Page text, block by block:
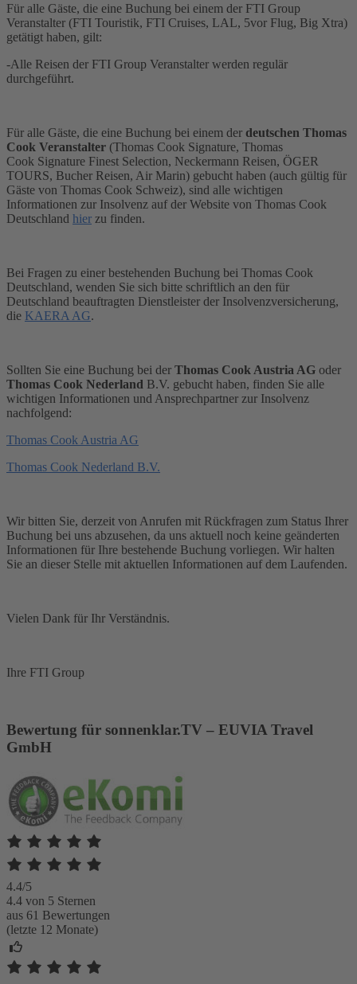
Für alle Gäste, die eine Buchung bei einem der FTI Group
Veranstalter (FTI Touristik, FTI Cruises, LAL, 5vor Flug, Big Xtra)
getätigt haben, gilt:
-Alle Reisen der FTI Group Veranstalter werden regulär
durchgeführt.
Für alle Gäste, die eine Buchung bei einem der deutschen Thomas
Cook Veranstalter (Thomas Cook Signature, Thomas
Cook Signature Finest Selection, Neckermann Reisen, ÖGER
TOURS, Bucher Reisen, Air Marin) gebucht haben (auch gültig für
Gäste von Thomas Cook Schweiz), sind alle wichtigen
Informationen zur Insolvenz auf der Website von Thomas Cook
Deutschland hier zu finden.
Bei Fragen zu einer bestehenden Buchung bei Thomas Cook
Deutschland, wenden Sie sich bitte schriftlich an den für
Deutschland beauftragten Dienstleister der Insolvenzversicherung,
die KAERA AG.
Sollten Sie eine Buchung bei der Thomas Cook Austria AG oder
Thomas Cook Nederland B.V. gebucht haben, finden Sie alle
wichtigen Informationen und Ansprechpartner zur Insolvenz
nachfolgend:
Thomas Cook Austria AG
Thomas Cook Nederland B.V.
Wir bitten Sie, derzeit von Anrufen mit Rückfragen zum Status Ihrer
Buchung bei uns abzusehen, da uns aktuell noch keine geänderten
Informationen für Ihre bestehende Buchung vorliegen. Wir halten
Sie an dieser Stelle mit aktuellen Informationen auf dem Laufenden.
Vielen Dank für Ihr Verständnis.
Ihre FTI Group
Bewertung für sonnenklar.TV – EUVIA Travel
GmbH
4.4/5
4.4 von 5 Sternen
aus 61 Bewertungen
(letzte 12 Monate)